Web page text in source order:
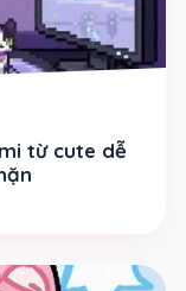
từ cute dễ